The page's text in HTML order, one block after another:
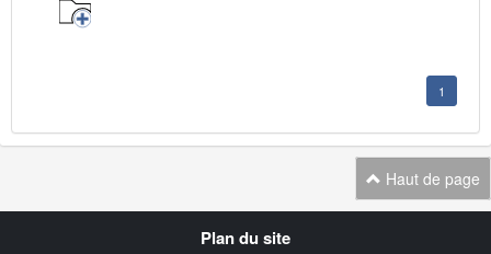
1
Haut de page
Plan du site